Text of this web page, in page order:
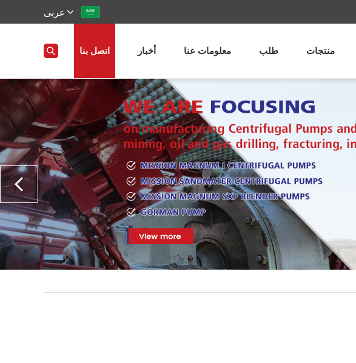
عربى
منتجات طلب معلومات عنا أخبار اتصل بنا